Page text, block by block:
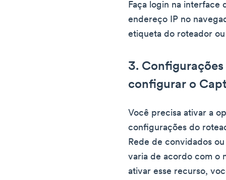
Faça login na interface
endereço IP no
etiqueta do roteador
3.
configurar o
Você precisa ativar a
configurações do
Rede de convidados
varia de acordo com o
ativar esse recurso,